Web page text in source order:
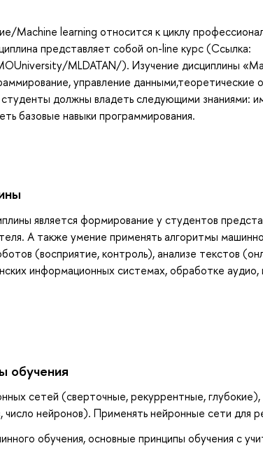
Machine learning относится к циклу
представляет собой on-line курс (Ссылка:
MLDATAN/). Изучение дисциплины
управление данными,теоретические
должны владеть следующими знаниями:
базовые навыки программирования.
является формирование у студентов
А также умение применять алгоритмы
(восприятие, контроль), анализе текстов
информационных системах, обработке аудио,
обучения
сетей (сверточные, рекуррентные,
нейронов). Применять нейронные сети для
обучения, основные принципы обучения с